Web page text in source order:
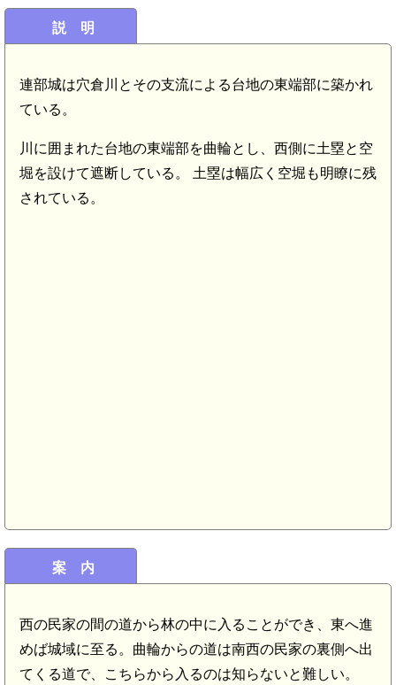
説 明
連部城は穴倉川とその支流による台地の東端部に築かれ
ている。
川に囲まれた台地の東端部を曲輪とし、西側に土塁と空
堀を設けて遮断している。 土塁は幅広く空堀も明瞭に残
されている。
案 内
西の民家の間の道から林の中に入ることができ、東へ進
めば城域に至る。曲輪からの道は南西の民家の裏側へ出
てくる道で、こちらから入るのは知らないと難しい。